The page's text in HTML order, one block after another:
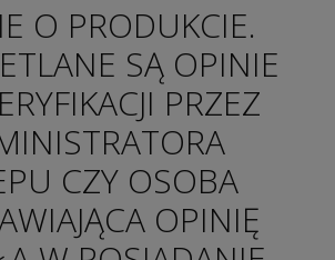
O PRODUKCIE.
SĄ OPINIE
PRZEZ
CZY OSOBA
OPINIĘ